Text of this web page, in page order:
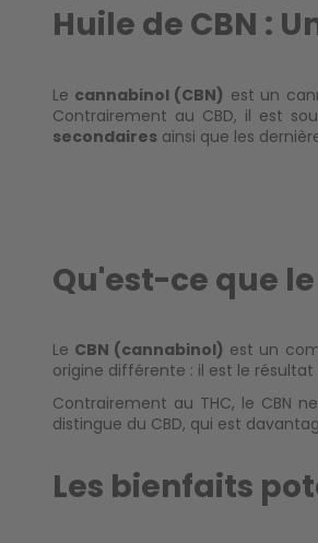
Huile de CBN :
Le cannabinol (CBN) est un
Contrairement au CBD, il est
secondairesainsi que les
Qu'est-ce que
Le CBN (cannabinol) est un
origine différente : il est le résultat
Contrairement au THC, le CBN
distingue du CBD, qui est
Les bienfaits